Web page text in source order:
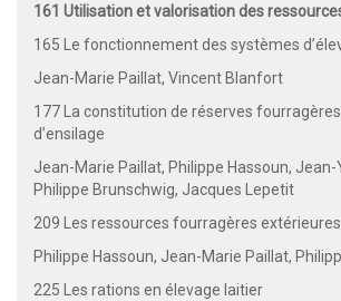
161 Utilisation et valorisation des
165 Le fonctionnement des systèmes
Jean-Marie Paillat, Vincent Blanfort
177 La constitution de réserves
d’ensilage
Jean-Marie Paillat, Philippe Hassoun, Jean-
Philippe Brunschwig, Jacques Lepetit
209 Les ressources fourragères
Philippe Hassoun, Jean-Marie Paillat,
225 Les rations en élevage laitier